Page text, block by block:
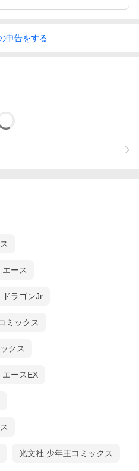
申告をする
ース
ドラゴンJr
ミックス
クス
ースEX
光文社 少年王コミックス